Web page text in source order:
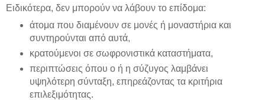
Ειδικότερα, δεν μπορούν να λάβουν το επίδομα:
άτομα που διαμένουν σε μονές ή μοναστήρια και
συντηρούνται από αυτά,
κρατούμενοι σε σωφρονιστικά καταστήματα,
περιπτώσεις όπου ο ή η σύζυγος λαμβάνει
υψηλότερη σύνταξη, επηρεάζοντας τα κριτήρια
επιλεξιμότητας.